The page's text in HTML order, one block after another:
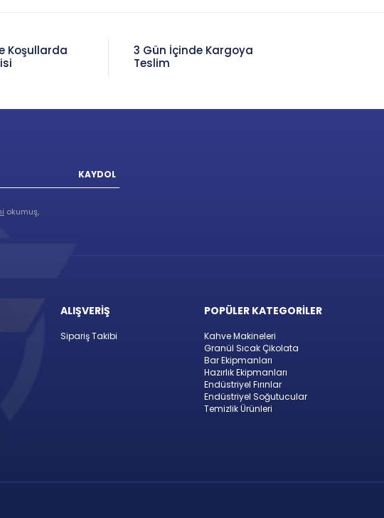
Koşullarda
3 Gün İçinde Kargoya
Teslim
KAYDOL
okumuş,
ALIŞVERİŞ
Sipariş Takibi
POPÜLER KATEGORİLER
Kahve Makineleri
Granül Sıcak Çikolata
Bar Ekipmanları
Hazırlık Ekipmanları
Endüstriyel Fırınlar
Endüstriyel Soğutucular
Temizlik Ürünleri